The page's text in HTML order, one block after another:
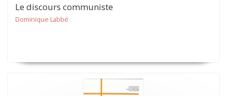
Le discours communiste
Dominique Labbé